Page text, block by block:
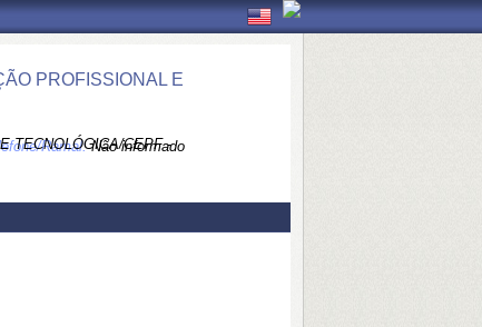
PROFISSIONAL E
TECNOLÓGICA/CEPF -
Ramal:Não informado